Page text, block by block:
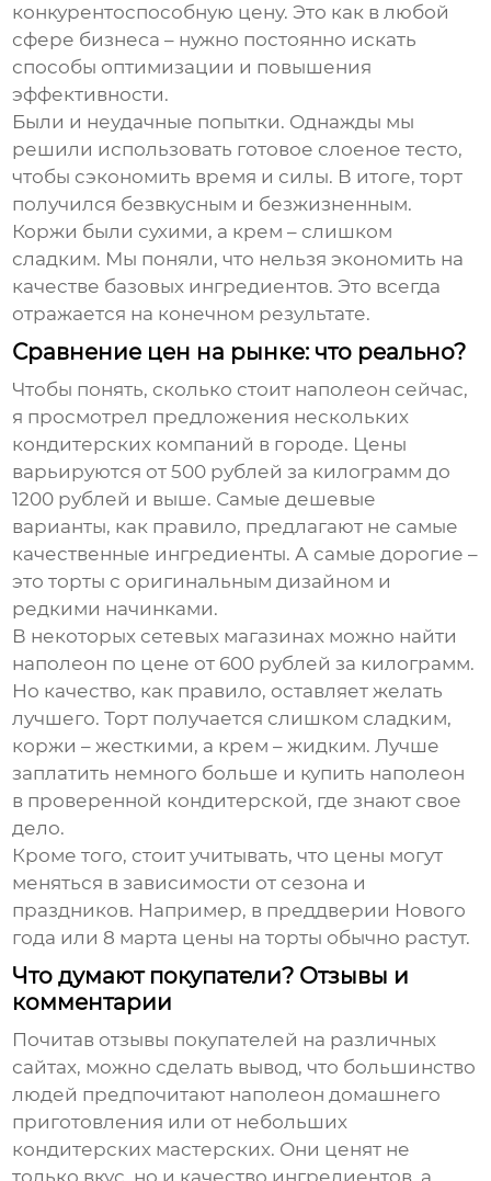
конкурентоспособную цену. Это как в любой
сфере бизнеса – нужно постоянно искать
способы оптимизации и повышения
эффективности.
Были и неудачные попытки. Однажды мы
решили использовать готовое слоеное тесто,
чтобы сэкономить время и силы. В итоге, торт
получился безвкусным и безжизненным.
Коржи были сухими, а крем – слишком
сладким. Мы поняли, что нельзя экономить на
качестве базовых ингредиентов. Это всегда
отражается на конечном результате.
Сравнение цен на рынке: что реально?
Чтобы понять, сколько стоит наполеон сейчас,
я просмотрел предложения нескольких
кондитерских компаний в городе. Цены
варьируются от 500 рублей за килограмм до
1200 рублей и выше. Самые дешевые
варианты, как правило, предлагают не самые
качественные ингредиенты. А самые дорогие –
это торты с оригинальным дизайном и
редкими начинками.
В некоторых сетевых магазинах можно найти
наполеон по цене от 600 рублей за килограмм.
Но качество, как правило, оставляет желать
лучшего. Торт получается слишком сладким,
коржи – жесткими, а крем – жидким. Лучше
заплатить немного больше и купить наполеон
в проверенной кондитерской, где знают свое
дело.
Кроме того, стоит учитывать, что цены могут
меняться в зависимости от сезона и
праздников. Например, в преддверии Нового
года или 8 марта цены на торты обычно растут.
Что думают покупатели? Отзывы и
комментарии
Почитав отзывы покупателей на различных
сайтах, можно сделать вывод, что большинство
людей предпочитают наполеон домашнего
приготовления или от небольших
кондитерских мастерских. Они ценят не